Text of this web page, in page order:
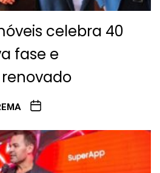
celebra 40
fase e